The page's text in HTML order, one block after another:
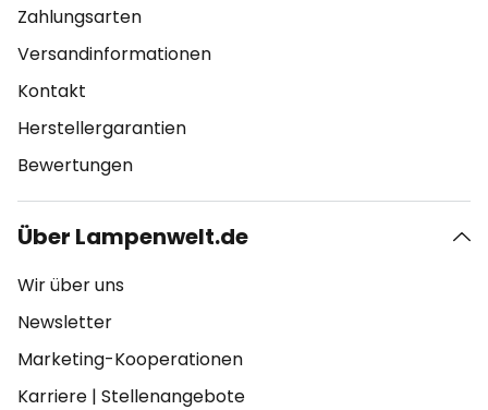
Zahlungsarten
Versandinformationen
Kontakt
Herstellergarantien
Bewertungen
Über Lampenwelt.de
Wir über uns
Newsletter
Marketing-Kooperationen
Karriere | Stellenangebote